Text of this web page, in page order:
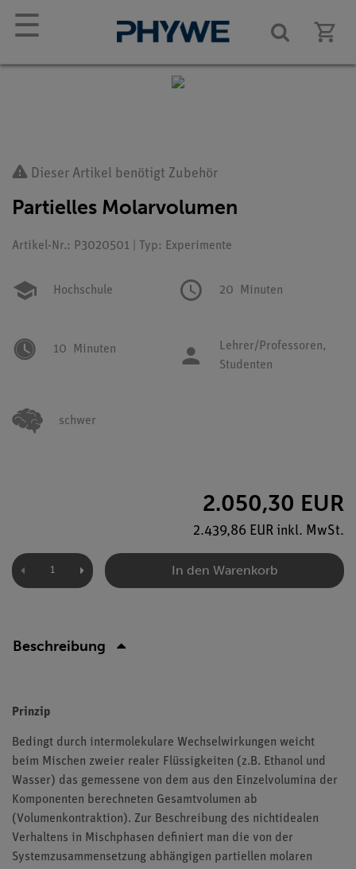
☰
Dieser Artikel benötigt Zubehör
Partielles Molarvolumen
Artikel-Nr.: P3020501 | Typ: Experimente
Hochschule 20 Minuten
10 Minuten
Lehrer/Professoren,
Studenten
schwer
2.050,30 EUR
2.439,86 EUR inkl. MwSt.
In den Warenkorb
Beschreibung
Prinzip
Bedingt durch intermolekulare Wechselwirkungen weicht
beim Mischen zweier realer Flüssigkeiten (z.B. Ethanol und
Wasser) das gemessene von dem aus den Einzelvolumina der
Komponenten berechneten Gesamtvolumen ab
(Volumenkontraktion). Zur Beschreibung des nichtidealen
Verhaltens in Mischphasen definiert man die von der
Systemzusammensetzung abhängigen partiellen molaren